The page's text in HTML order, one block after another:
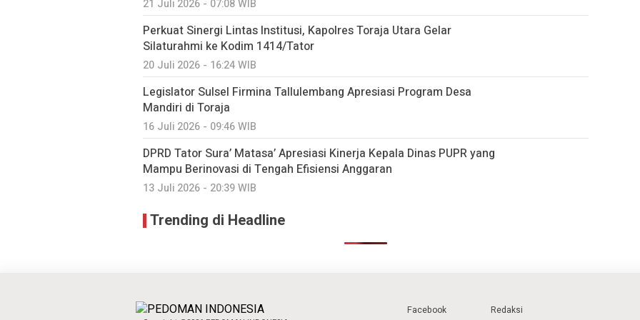
21 Juli 2026 - 07:08 WIB
Perkuat Sinergi Lintas Institusi, Kapolres Toraja Utara Gelar
Silaturahmi ke Kodim 1414/Tator
20 Juli 2026 - 16:24 WIB
Legislator Sulsel Firmina Tallulembang Apresiasi Program Desa
Mandiri di Toraja
16 Juli 2026 - 09:46 WIB
DPRD Tator Sura’ Matasa’ Apresiasi Kinerja Kepala Dinas PUPR yang
Mampu Berinovasi di Tengah Efisiensi Anggaran
13 Juli 2026 - 20:39 WIB
Trending di Headline
Facebook Redaksi